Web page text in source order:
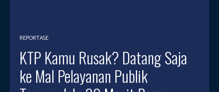
REPORTASE
KTP Kamu Rusak? Datang Saja
ke Mal Pelayanan Publik